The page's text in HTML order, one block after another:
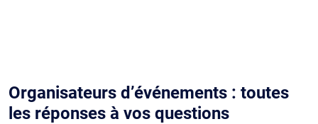
Organisateurs d’événements : toutes
les réponses à vos questions